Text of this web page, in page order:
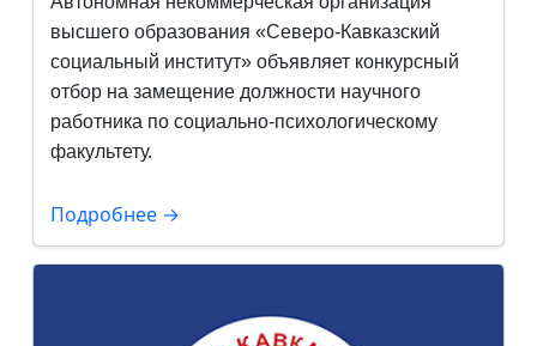
высшего образования «Северо-Кавказский
социальный институт» объявляет конкурсный
отбор на замещение должности научного
работника по социально-психологическому
факультету.
Подробнее →